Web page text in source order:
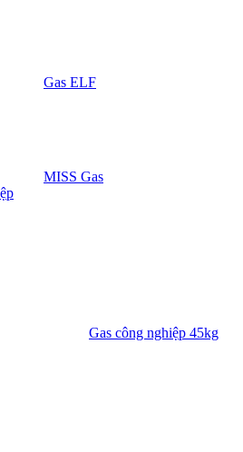
Gas ELF
MISS Gas
Gas công nghiệp 45kg